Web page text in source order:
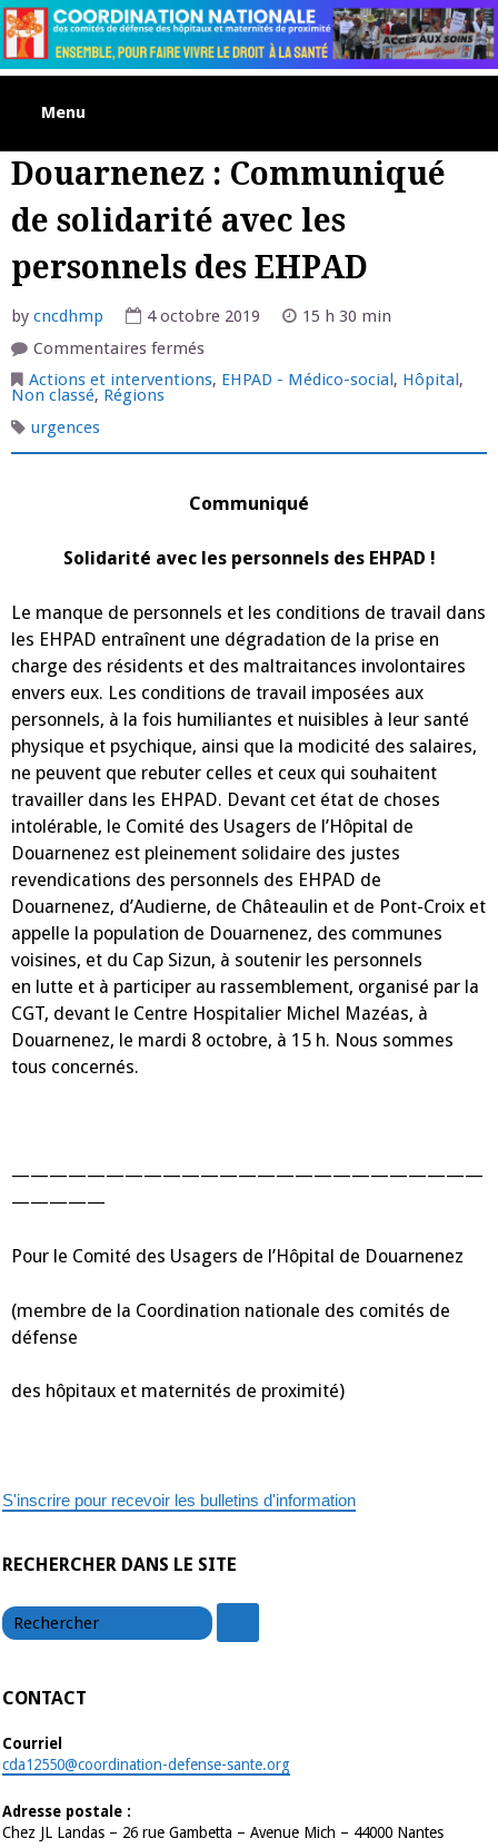
Skip
to
content
Menu
Douarnenez : Communiqué
de solidarité avec les
personnels des EHPAD
by cncdhmp 4 octobre 2019
15 h 30 min
Commentaires ferméssur
:
Communiqué
les
EHPAD
Actions et interventions, EHPAD - Médico-social , Hôpital ,
Non classé, Régions
urgences
Communiqué
Solidarité avec les personnels des EHPAD !
Le manque de personnels et les conditions de travail dans
les EHPAD entraînent une dégradation de la prise en
charge des résidents et des maltraitances involontaires
envers eux. Les conditions de travail imposées aux
personnels, à la fois humiliantes et nuisibles à leur santé
physique et psychique, ainsi que la modicité des salaires,
ne peuvent que rebuter celles et ceux qui souhaitent
travailler dans les EHPAD. Devant cet état de choses
intolérable, le Comité des Usagers de l’Hôpital de
Douarnenez est pleinement solidaire des justes
revendications des personnels des EHPAD de
Douarnenez, d’Audierne, de Châteaulin et de Pont-Croix et
appelle la population de Douarnenez, des communes
voisines, et du Cap Sizun, à soutenir les personnels
en lutte et à participer au rassemblement, organisé par la
CGT, devant le Centre Hospitalier Michel Mazéas, à
Douarnenez, le mardi 8 octobre, à 15 h. Nous sommes
tous concernés.
—————————————————————————
—————
Pour le Comité des Usagers de l’Hôpital de Douarnenez
(membre de la Coordination nationale des comités de
défense
des hôpitaux et maternités de proximité)
S'inscrire pour recevoir les bulletins d'information
RECHERCHER DANS LE SITE
CONTACT
Courriel
cda12550@coordination-defense-sante.org
Adresse postale :
Chez JL Landas – 26 rue Gambetta – Avenue Mich – 44000 Nantes